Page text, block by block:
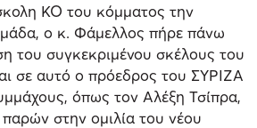
ΚΟ του κόμματος την
ο κ. Φάμελλος πήρε πάνω
του συγκεκριμένου σκέλους του
σε αυτό ο πρόεδρος του ΣΥΡΙΖΑ
όπως τον Αλέξη Τσίπρα,
στην ομιλία του νέου